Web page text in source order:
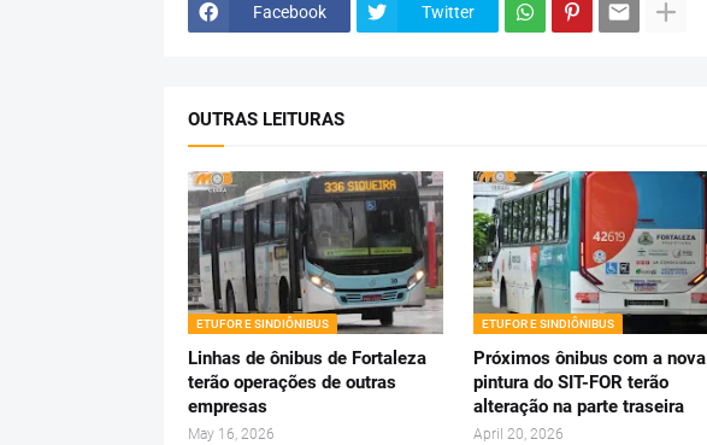
Facebook Twitter
OUTRAS LEITURAS
ETUFOR E SINDIÔNIBUS
Linhas de ônibus de Fortaleza
terão operações de outras
empresas
May 16, 2026
ETUFOR E SINDIÔNIBUS
Próximos ônibus com a nova
pintura do SIT-FOR terão
alteração na parte traseira
April 20, 2026